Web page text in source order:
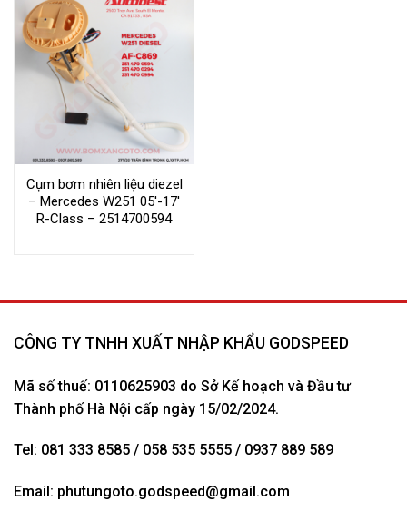
Cụm bơm nhiên liệu diezel
– Mercedes W251 05′-17′
R-Class – 2514700594
CÔNG TY TNHH XUẤT NHẬP KHẨU GODSPEED
Mã số thuế: 0110625903 do Sở Kế hoạch và Đầu tư
Thành phố Hà Nội cấp ngày 15/02/2024.
Tel: 081 333 8585 / 058 535 5555 / 0937 889 589
Email: phutungoto.godspeed@gmail.com